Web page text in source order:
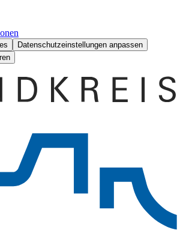
Datenschutzeinstellungen anpassen